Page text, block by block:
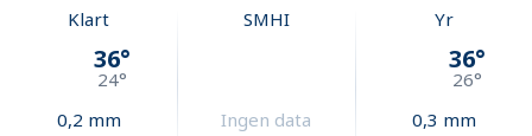
Klart
36°
24°
0,2 mm
SMHI
Ingen data
Yr
36°
26°
0,3 mm